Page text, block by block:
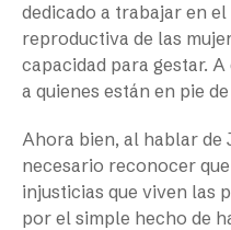
dedicado a trabajar en
reproductiva de las
capacidad para gestar.
a quienes están en pie
Ahora bien, al hablar de
necesario reconocer
injusticias que viven las
por el simple hecho de